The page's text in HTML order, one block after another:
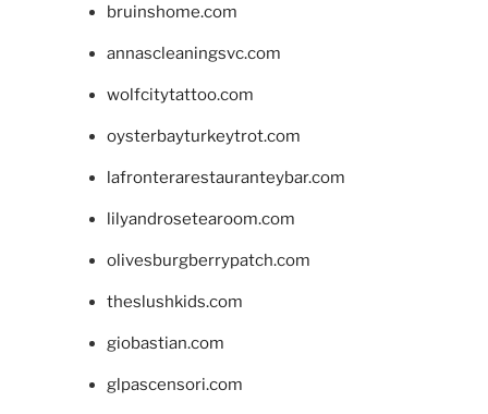
bruinshome.com
annascleaningsvc.com
wolfcitytattoo.com
oysterbayturkeytrot.com
lafronterarestauranteybar.com
lilyandrosetearoom.com
olivesburgberrypatch.com
theslushkids.com
giobastian.com
glpascensori.com